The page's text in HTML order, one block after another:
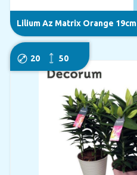
Lilium Az Matrix Orange 19cm
20 50